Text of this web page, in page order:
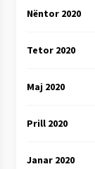
Nëntor 2020
Tetor 2020
Maj 2020
Prill 2020
Janar 2020